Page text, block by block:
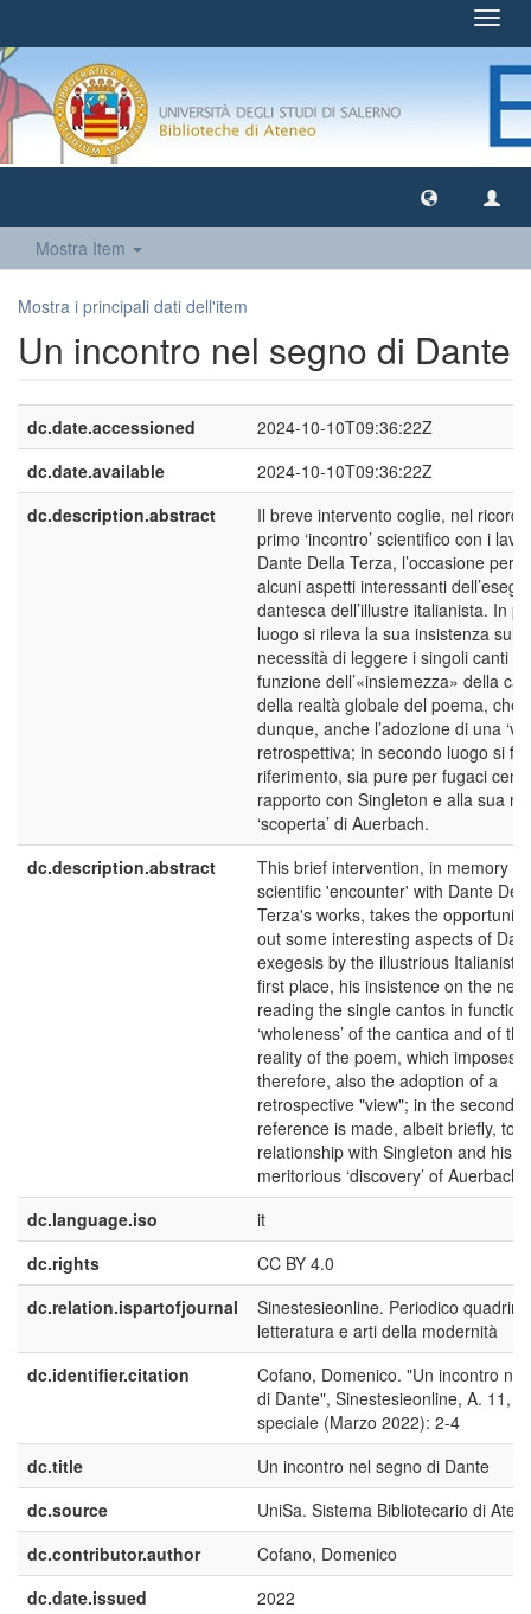
Mostra Item
Mostra i principali dati dell'item
Un incontro nel segno di Dante
dc.date.accessioned
2024-10-10T09:36:22Z
dc.date.available
2024-10-10T09:36:22Z
dc.description.abstract
Il breve intervento coglie, nel
primo ‘incontro’ scientifico con i
Dante Della Terza, l’occasione per
alcuni aspetti interessanti
dantesca dell’illustre italianista. In
luogo si rileva la sua insistenza sulla
necessità di leggere i singoli canti in
funzione dell’«insiemezza» della
della realtà globale del poema, che
dunque, anche l’adozione di una
retrospettiva; in secondo luogo si fa
riferimento, sia pure per fugaci
rapporto con Singleton e alla sua
‘scoperta’ di Auerbach.
dc.description.abstract
This brief intervention, in memory
scientific 'encounter' with Dante
Terza's works, takes the
out some interesting aspects of
exegesis by the illustrious Italianist.
first place, his insistence on the
reading the single cantos in
‘wholeness’ of the cantica and of
reality of the poem, which imposes,
therefore, also the adoption of a
retrospective "view"; in the second
reference is made, albeit briefly, to
relationship with Singleton and his
meritorious ‘discovery’ of Auerbach.
dc.language.iso
it
dc.rights
CC BY 4.0
dc.relation.ispartofjournal
Sinestesieonline. Periodico
letteratura e arti della modernità
dc.identifier.citation
Cofano, Domenico. "Un incontro
di Dante", Sinestesieonline, A. 11,
speciale (Marzo 2022): 2-4
dc.title
Un incontro nel segno di Dante
dc.source
UniSa. Sistema Bibliotecario di
dc.contributor.author
Cofano, Domenico
dc.date.issued
2022